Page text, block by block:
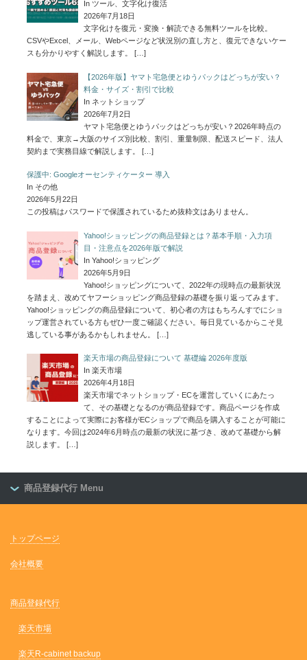
In ツール、文字化け復活
2026年7月18日
文字化けを復元・変換・解読できる無料ツールを比較。
CSVやExcel、メール、Webページなど状況別の直し方と、復元できないケー
スも分かりやすく解説します。
[…]
【2026年版】ヤマト宅急便とゆうパックはどっちが安い？
料金・サイズ・割引で比較
In ネットショップ
2026年7月2日
ヤマト宅急便とゆうパックはどっちが安い？2026年時点の
料金で、東京→大阪のサイズ別比較、割引、重量制限、配送スピード、法人
契約まで実務目線で解説します。
[…]
保護中: Googleオーセンティケーター 導入
In その他
2026年5月22日
この投稿はパスワードで保護されているため抜粋文はありません。
Yahoo!ショッピングの商品登録とは？基本手順・入力項
目・注意点を2026年版で解説
In Yahoo!ショッピング
2026年5月9日
Yahoo!ショッピングについて、2022年の現時点の最新状況
を踏まえ、改めてヤフーショッピング商品登録の基礎を振り返ってみます。
Yahoo!ショッピングの商品登録について、初心者の方はもちろんすでにショ
ップ運営されている方もぜひ一度ご確認ください。毎日見ているからこそ見
逃している事があるかもしれません。
[…]
楽天市場の商品登録について 基礎編 2026年度版
In 楽天市場
2026年4月18日
楽天市場でネットショップ・ECを運営していくにあたっ
て、その基礎となるのが商品登録です。商品ページを作成
することによって実際にお客様がECショップで商品を購入することが可能に
なります。今回は2024年6月時点の最新の状況に基づき、改めて基礎から解
説します。
[…]
商品登録代行 Menu
トップページ
会社概要
商品登録代行
楽天市場
楽天R-cabinet backup